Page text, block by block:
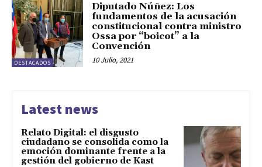
DESTACADOS
Diputado Núñez: Los
fundamentos de la acusación
constitucional contra ministro
Ossa por “boicot” a la
Convención
10 Julio, 2021
Latest news
Relato Digital: el disgusto
ciudadano se consolida como la
emoción dominante frente a la
gestión del gobierno de Kast